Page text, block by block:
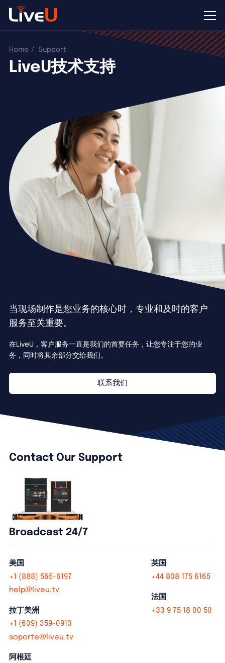
Home Support
LiveU技术支持
当现场制作是您业务的核心时，专业和及时的客户
服务至关重要。
在LiveU，客户服务一直是我们的首要任务，让您专注于您的业
务，同时将其余部分交给我们。
联系我们
Contact Our Support
Broadcast 24/7
美国
+1 (888) 565-6197
help@liveu.tv
拉丁美洲
+1 (609) 359-0910
soporte@liveu.tv
阿根廷
英国
+44 808 175 6165
法国
+33 9 75 18 00 50